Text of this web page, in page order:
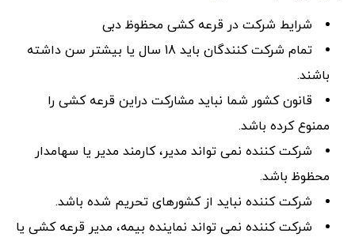
شرایط شرکت در قرعه کشی محظوظ دبی
تمام شرکت کنندگان باید 18 سال یا بیشتر سن داشته
باشند.
قانون کشور شما نباید مشارکت دراین قرعه کشی را
ممنوع کرده باشد.
شرکت کننده نمی تواند مدیر، کارمند مدیر یا سهامدار
محظوظ باشد.
شرکت کننده نباید از کشورهای تحریم شده باشد.
شرکت کننده نمی تواند نماینده بیمه، مدیر قرعه کشی یا